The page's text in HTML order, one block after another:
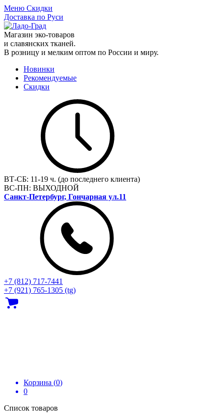
Меню Скидки
Доставка по Руси
Магазин эко-товаров
и славянских тканей.
В розницу и мелким оптом по России и миру.
Новинки
Рекомендуемые
Скидки
ВТ-СБ: 11-19 ч. (до последнего клиента)
ВС-ПН: ВЫХОДНОЙ
Санкт-Петербург, Гончарная ул.11
+7 (812) 717‑7441
+7 (921) 765-1305 (tg)
Корзина (0)
0
Список товаров